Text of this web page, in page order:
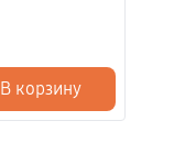
В корзину